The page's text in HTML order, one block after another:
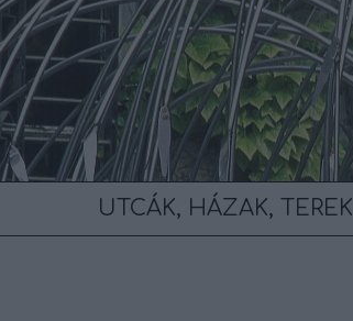
UTCÁK, HÁZAK, TEREK